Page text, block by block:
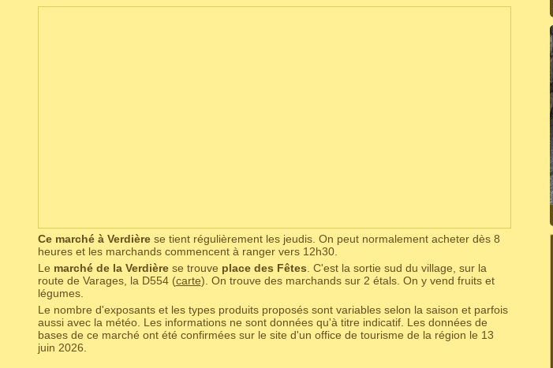
Ce marché à Verdièrese tient régulièrement les jeudis. On peut normalement acheter dès 8
heures et les marchands commencent à ranger vers 12h30.
Le marché de la Verdièrese trouve place des Fêtes . C'est la sortie sud du village, sur la
route de Varages, la D554 (carte). On trouve des marchands sur 2 étals. On y vend fruits et
légumes.
Le nombre d'exposants et les types produits proposés sont variables selon la saison et parfois
aussi avec la météo. Les informations ne sont données qu'à titre indicatif. Les données de
bases de ce marché ont été confirmées sur le site d'un office de tourisme de la région le 13
juin 2026.